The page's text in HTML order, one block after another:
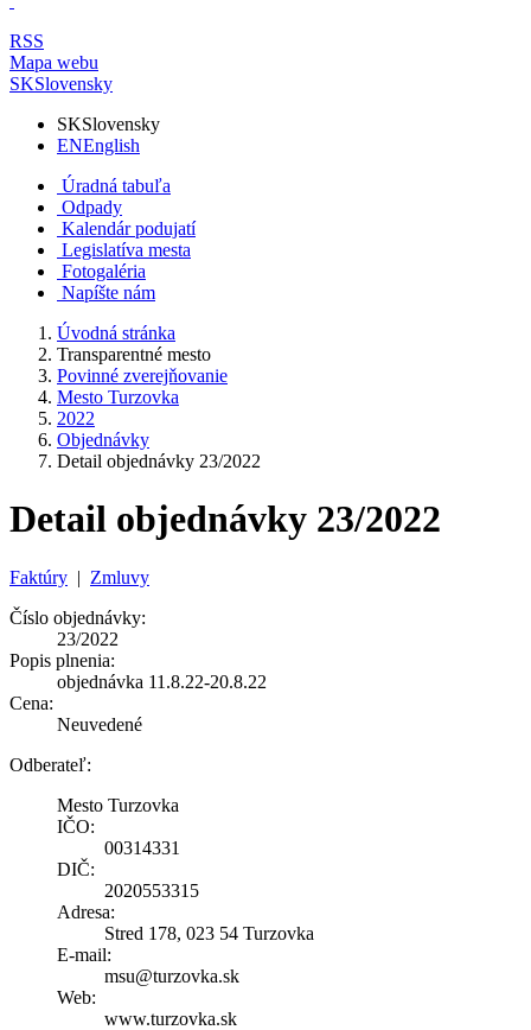
RSS
Mapa webu
SKSlovensky
SKSlovensky
ENEnglish
Úradná tabuľa
Odpady
Kalendár podujatí
Legislatíva mesta
Fotogaléria
Napíšte nám
Úvodná stránka
Transparentné mesto
Povinné zverejňovanie
Mesto Turzovka
2022
Objednávky
Detail objednávky 23/2022
Detail objednávky 23/2022
Faktúry | Zmluvy
Číslo objednávky:
23/2022
Popis plnenia:
objednávka 11.8.22-20.8.22
Cena:
Neuvedené
Odberateľ:
Mesto Turzovka
IČO:
00314331
DIČ:
2020553315
Adresa:
Stred 178, 023 54 Turzovka
E-mail:
msu@turzovka.sk
Web:
www.turzovka.sk